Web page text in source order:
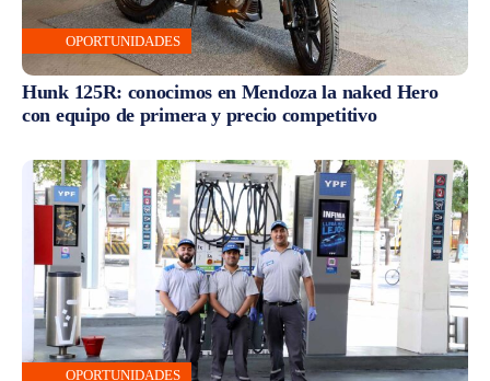
OPORTUNIDADES
Hunk 125R: conocimos en Mendoza la naked Hero
con equipo de primera y precio competitivo
OPORTUNIDADES